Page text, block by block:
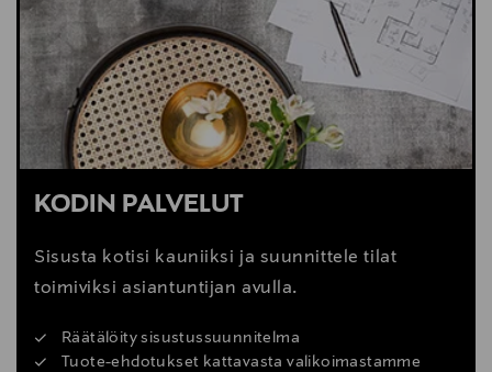
KODIN PALVELUT
Sisusta kotisi kauniiksi ja suunnittele tilat
toimiviksi asiantuntijan avulla.
Räätälöity sisustussuunnitelma
Tuote-ehdotukset kattavasta valikoimastamme